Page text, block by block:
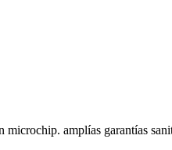
amplías garantías